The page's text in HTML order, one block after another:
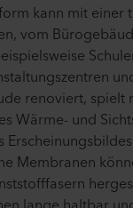
kann mit einer
vom
renoviert, spielt
Wärme- und
Membranen